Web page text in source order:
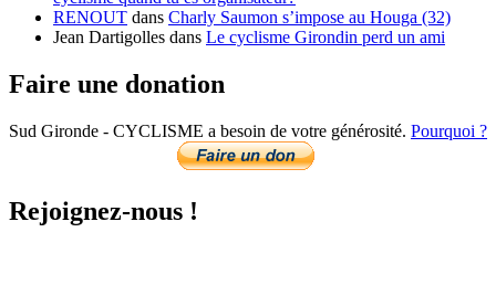
RENOUT dans Charly Saumon s’impose au Houga (32)
Jean Dartigolles dans Le cyclisme Girondin perd un ami
Faire une donation
Sud Gironde - CYCLISME a besoin de votre générosité. Pourquoi ?
Rejoignez-nous !